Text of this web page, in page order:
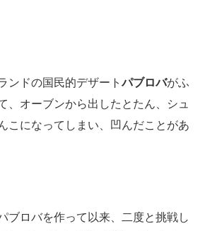
ンドの国民的デザートパブロバがふ
、オーブンから出したとたん、シュ
こになってしまい、凹んだことがあ
ブロバを作って以来、二度と挑戦し